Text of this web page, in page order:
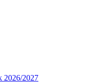
2026/2027